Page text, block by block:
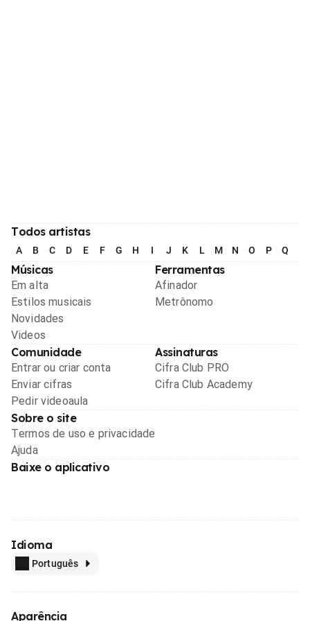
Todos artistas
A B C D E F G H I J K L M N O P Q
Músicas
Em alta
Estilos musicais
Novidades
Videos
Ferramentas
Afinador
Metrônomo
Comunidade
Entrar ou criar conta
Enviar cifras
Pedir videoaula
Assinaturas
Cifra Club PRO
Cifra Club Academy
Sobre o site
Termos de uso e privacidade
Ajuda
Baixe o aplicativo
Idioma
Português
Aparência